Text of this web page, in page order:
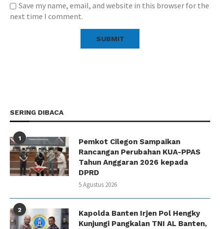
Save my name, email, and website in this browser for the
next time I comment.
SERING DIBACA
1
Pemkot Cilegon Sampaikan
Rancangan Perubahan KUA-PPAS
Tahun Anggaran 2026 kepada
DPRD
5 Agustus 2026
2
Kapolda Banten Irjen Pol Hengky
Kunjungi Pangkalan TNI AL Banten,